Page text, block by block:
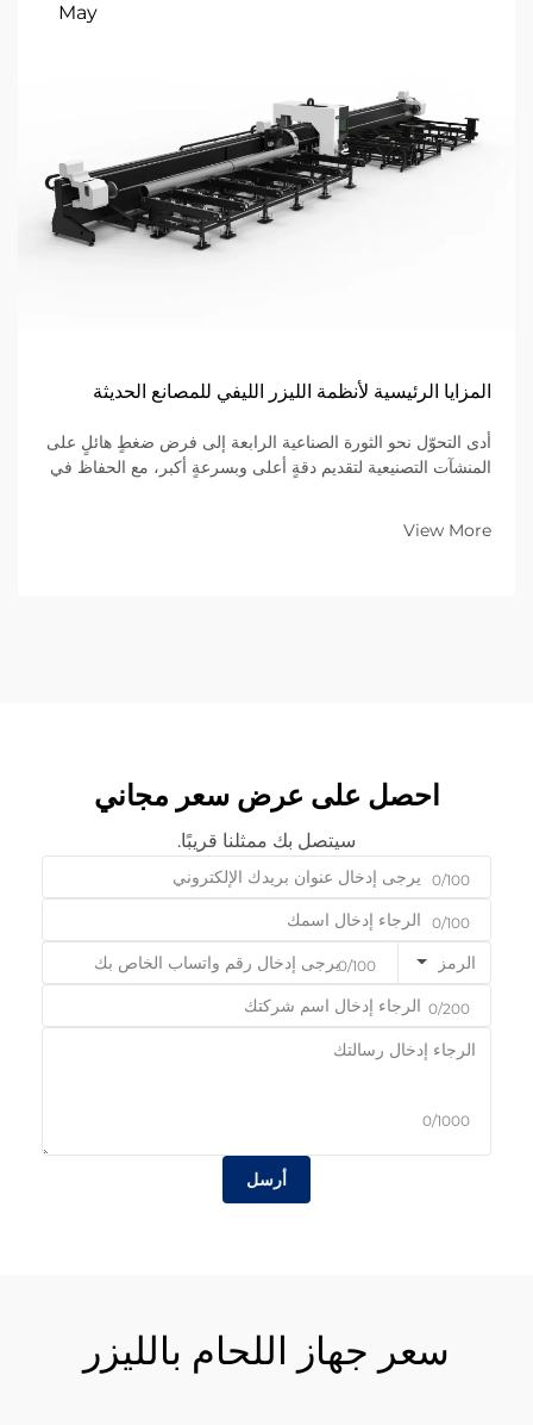
May
المزايا الرئيسية لأنظمة الليزر الليفي للمصانع الحديثة
أدى التحوّل نحو الثورة الصناعية الرابعة إلى فرض ضغطٍ هائلٍ على
المنشآت التصنيعية لتقديم دقةٍ أعلى وبسرعةٍ أكبر، مع الحفاظ في
العددي الحاسوبي (CNC) ...
View More
احصل على عرض سعر مجاني
سيتصل بك ممثلنا قريبًا.
0/100
0/100
الرمز 0/100
0/200
0/1000
أرسل
سعر جهاز اللحام بالليزر